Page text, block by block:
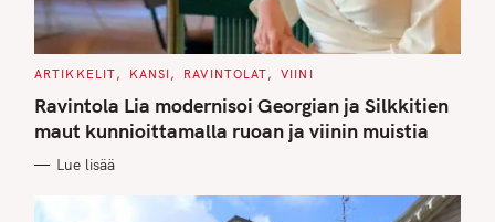
C
T
E
G
O
I
ARTIKKELIT KANSI RAVINTOLAT VIINI
Ravintola Lia modernisoi Georgian ja Silkkitien
maut kunnioittamalla ruoan ja viinin muistia
Lue lisää